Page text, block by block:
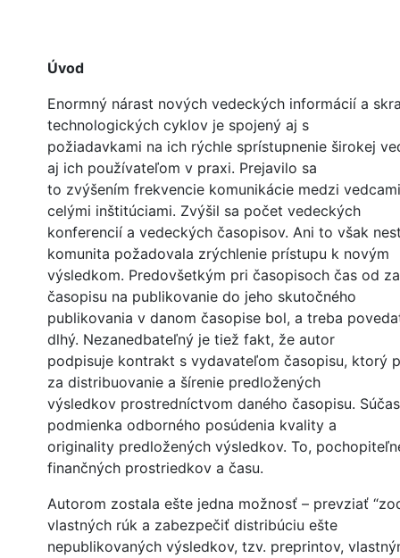
Úvod
Enormný nárast nových vedeckých informácií a
technologických cyklov je spojený aj s
požiadavkami na ich rýchle sprístupnenie širokej
aj ich používateľom v praxi. Prejavilo sa
to zvýšením frekvencie komunikácie medzi
celými inštitúciami. Zvýšil sa počet vedeckých
konferencií a vedeckých časopisov. Ani to však
komunita požadovala zrýchlenie prístupu k novým
výsledkom. Predovšetkým pri časopisoch čas od
časopisu na publikovanie do jeho skutočného
publikovania v danom časopise bol, a treba
dlhý. Nezanedbateľný je tiež fakt, že autor
podpisuje kontrakt s vydavateľom časopisu, ktorý
za distribuovanie a šírenie predložených
výsledkov prostredníctvom daného časopisu.
podmienka odborného posúdenia kvality a
originality predložených výsledkov. To,
finančných prostriedkov a času.
Autorom zostala ešte jedna možnosť – prevziať
vlastných rúk a zabezpečiť distribúciu ešte
nepublikovaných výsledkov, tzv. preprintov,